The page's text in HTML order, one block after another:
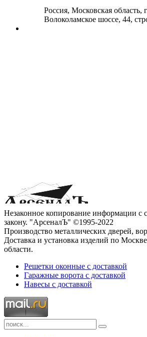
Россия, Московская область,
Волоколамское шоссе, 44,
Незаконное копирование информации с
закону. "АрсеналЪ" ©1995-2022
Производство металлических дверей,
Доставка и установка изделий по
области.
Решетки оконные с доставкой
Гаражные ворота с доставкой
Навесы с доставкой